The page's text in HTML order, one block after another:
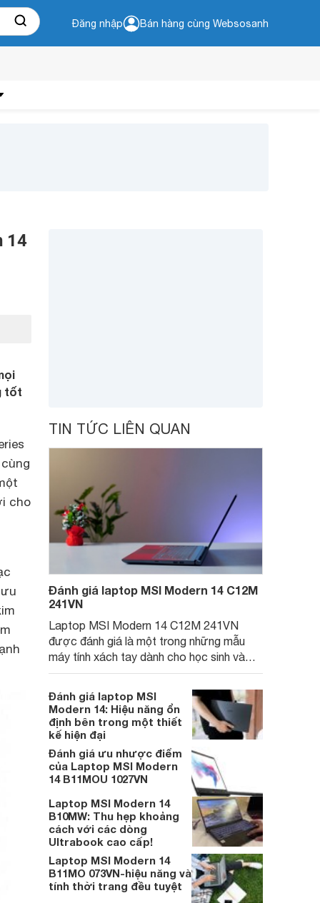
Đăng nhập Bán hàng cùng Websosanh
14
tốt
cho
TIN TỨC LIÊN QUAN
Đánh giá laptop MSI Modern 14 C12M
241VN
Laptop MSI Modern 14 C12M 241VN
được đánh giá là một trong những mẫu
máy tính xách tay dành cho học sinh và
dân văn phòng tốt nhất hiện nay.
Đánh giá laptop MSI
Modern 14: Hiệu năng ổn
định bên trong một thiết
kế hiện đại
Đánh giá ưu nhược điểm
của Laptop MSI Modern
14 B11MOU 1027VN
Laptop MSI Modern 14
B10MW: Thu hẹp khoảng
cách với các dòng
Ultrabook cao cấp!
Laptop MSI Modern 14
B11MO 073VN-hiệu năng và
tính thời trang đều tuyệt